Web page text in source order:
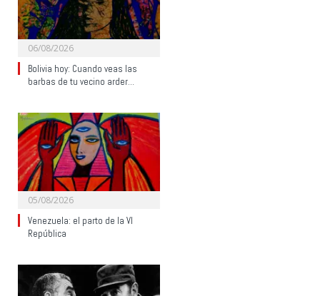
06/08/2026
Bolivia hoy: Cuando veas las
barbas de tu vecino arder…
05/08/2026
Venezuela: el parto de la VI
República